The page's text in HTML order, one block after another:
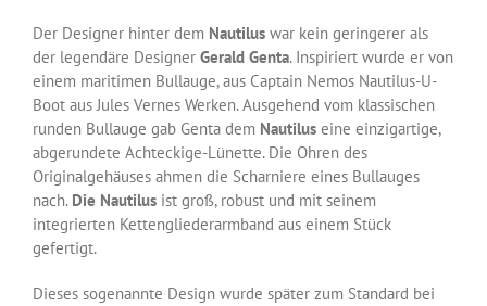
Der Designer hinter dem Nautiluswar kein geringerer als
der legendäre Designer Gerald Genta. Inspiriert wurde er von
einem maritimen Bullauge, aus Captain Nemos Nautilus-U-
Boot aus Jules Vernes Werken. Ausgehend vom klassischen
runden Bullauge gab Genta dem Nautiluseine einzigartige,
abgerundete Achteckige-Lünette. Die Ohren des
Originalgehäuses ahmen die Scharniere eines Bullauges
nach. Die Nautilusist groß, robust und mit seinem
integrierten Kettengliederarmband aus einem Stück
gefertigt.
Dieses sogenannte Design wurde später zum Standard bei